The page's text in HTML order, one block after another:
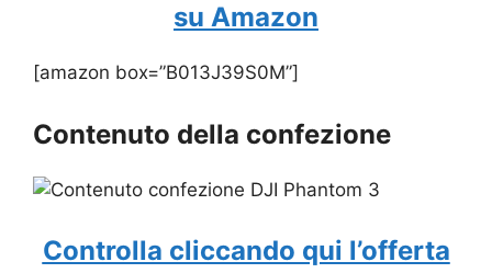
su Amazon
[amazon box=”B013J39S0M”]
Contenuto della confezione
Controlla cliccando qui l’offerta